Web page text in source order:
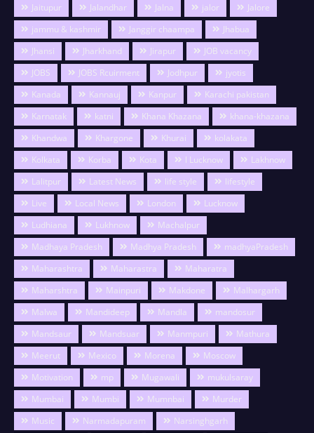
Jaitupur
Jalandhar Jalna jalor
Jalore
jammu & kashmir
Janggir chaampa
Jhabua
Jhansi
Jharkhand Jirapur
JOB vacancy
JOBS
JOBS Rcuirment Jodhpur
jyotis
Kanada
Kannauj Kanpur
Karachi pakistan
Karnatak
katni Khana Khazana
khana-khazana
Khandwa
Khargone Khurai
kolakata
Kolkata
Korba Kota l Lucknow
Lakhnow
Lalitpur
Latest News life style
lifestyle
Live
Local News London
Lucknow
Ludhiana
Lukhnow
Machalpur
Madhaya Pradesh
Madhya Pradesh
madhyaPradesh
Maharashtra
Maharastra
Maharatra
Maharshtra
Mainpuri Makdone
Malhargarh
Malwa
Mandideep Mandla
mandosur
Mandsaur
Mandsuar Manmpuri
Mathura
Meerut
Mexico Morena
Moscow
Motivation
mp Mugawali
mukulsaray
Mumbai
Mumbi Mumnbai
Murder
Music
Narmadapuram
Narsinghgarh